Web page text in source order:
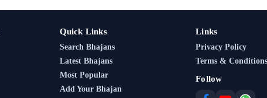
Quick Links
Search Bhajans
Latest Bhajans
Most Popular
Add Your Bhajan
Links
Privacy Policy
Terms & Conditions
Follow